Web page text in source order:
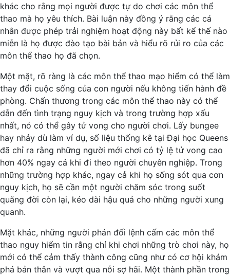
khác cho rằng mọi người được tự do chơi các môn thể
thao mà họ yêu thích. Bài luận này đồng ý rằng các cá
nhân được phép trải nghiệm hoạt động này bất kể thế nào
miễn là họ được đào tạo bài bản và hiểu rõ rủi ro của các
môn thể thao họ đã chọn.
Một mặt, rõ ràng là các môn thể thao mạo hiểm có thể làm
thay đổi cuộc sống của con người nếu không tiến hành đề
phòng. Chấn thương trong các môn thể thao này có thể
dẫn đến tình trạng nguy kịch và trong trường hợp xấu
nhất, nó có thể gây tử vong cho người chơi. Lấy bungee
hay nhảy dù làm ví dụ, số liệu thống kê tại Đại học Queens
đã chỉ ra rằng những người mới chơi có tỷ lệ tử vong cao
hơn 40% ngay cả khi đi theo người chuyên nghiệp. Trong
những trường hợp khác, ngay cả khi họ sống sót qua cơn
nguy kịch, họ sẽ cần một người chăm sóc trong suốt
quãng đời còn lại, kéo dài hậu quả cho những người xung
quanh.
Mặt khác, những người phản đối lệnh cấm các môn thể
thao nguy hiểm tin rằng chỉ khi chơi những trò chơi này, họ
mới có thể cảm thấy thành công cũng như có cơ hội khám
phá bản thân và vượt qua nỗi sợ hãi. Một thành phần trong